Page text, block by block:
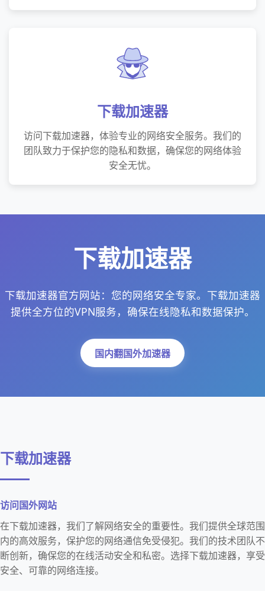
下载加速器
访问下载加速器，体验专业的网络安全服务。我们的
团队致力于保护您的隐私和数据，确保您的网络体验
安全无忧。
下载加速器
下载加速器官方网站：您的网络安全专家。下载加速器
提供全方位的VPN服务，确保在线隐私和数据保护。
国内翻国外加速器
下载加速器
访问国外网站
在下载加速器，我们了解网络安全的重要性。我们提供全球范围
内的高效服务，保护您的网络通信免受侵犯。我们的技术团队不
断创新，确保您的在线活动安全和私密。选择下载加速器，享受
安全、可靠的网络连接。